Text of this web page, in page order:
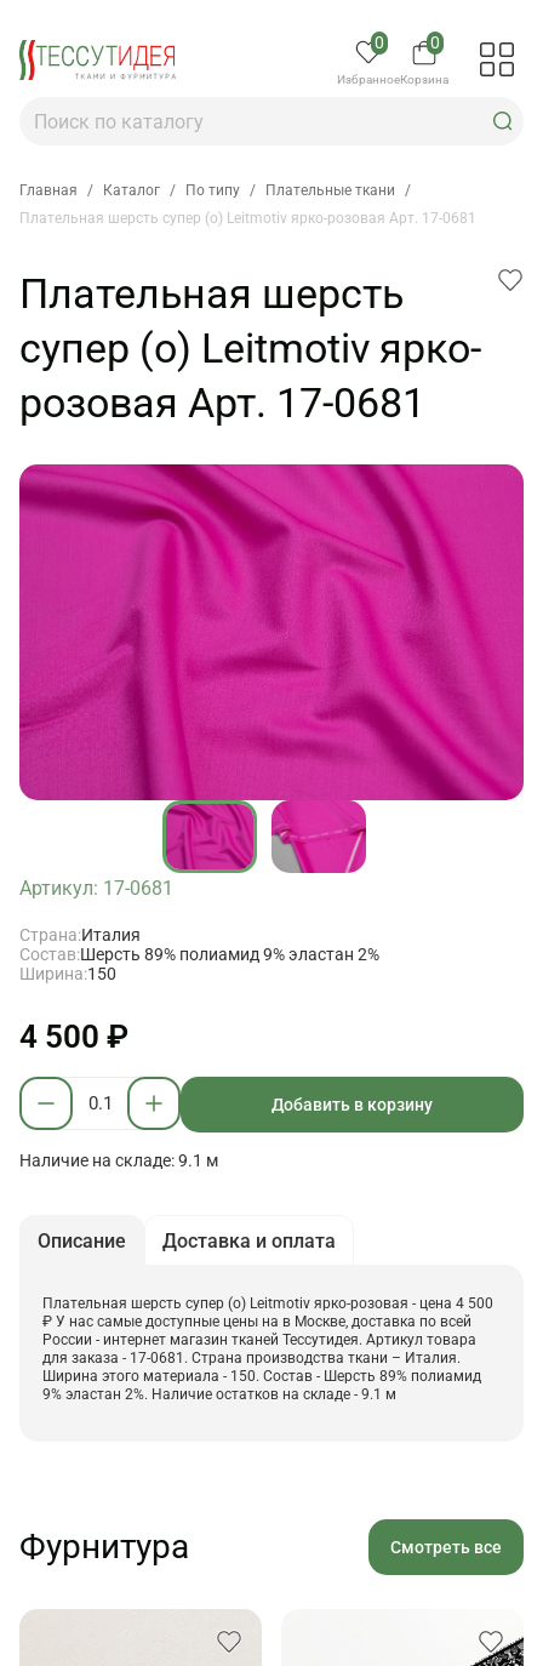
0
Избранное
0
Корзина
Главная / Каталог / По типу / Плательные ткани
/
Плательная шерсть супер (о) Leitmotiv ярко-розовая Арт. 17-0681
Плательная шерсть
супер (о) Leitmotiv ярко-
розовая Арт. 17-0681
Артикул: 17-0681
Страна:Италия
Состав:Шерсть 89% полиамид 9% эластан 2%
Ширина:150
4 500 ₽
Добавить в корзину
Наличие на складе: 9.1 м
Описание Доставка и оплата
Плательная шерсть супер (о) Leitmotiv ярко-розовая - цена 4 500
₽ У нас самые доступные цены на в Москве, доставка по всей
России - интернет магазин тканей Тессутидея. Артикул товара
для заказа - 17-0681. Страна производства ткани – Италия.
Ширина этого материала - 150. Состав - Шерсть 89% полиамид
9% эластан 2%. Наличие остатков на складе - 9.1 м
Фурнитура Смотреть все